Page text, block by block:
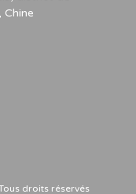
Chine
droits réservés